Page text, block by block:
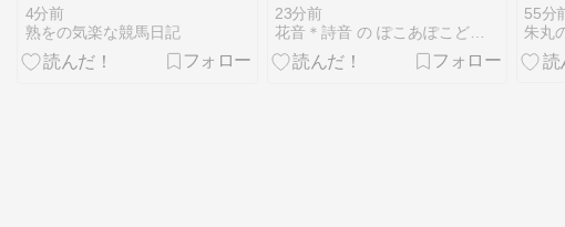
9 】 ～6頭 出走～
4分前
熟をの気楽な競馬日記
23分前
花音＊詩音 の ぽこあぽこどろっぷ
55分
朱丸